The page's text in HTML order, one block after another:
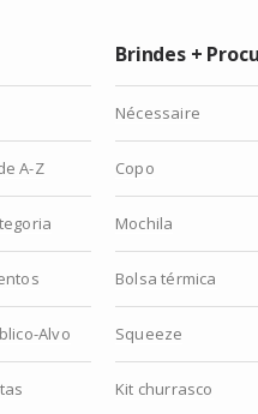
A-Z
Alvo
Brindes +
Nécessaire
Copo
Mochila
Bolsa térmica
Squeeze
Kit churrasco